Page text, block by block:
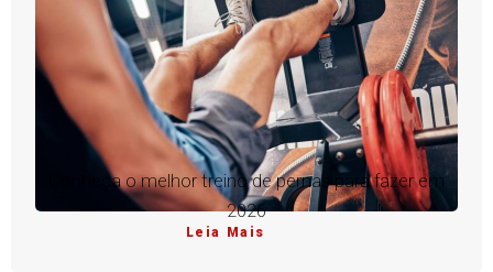
Conheça o melhor treino de pernas para fazer em
2026
Leia Mais